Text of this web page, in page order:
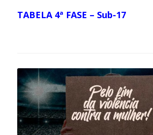
TABELA 4ª FASE – Sub-17